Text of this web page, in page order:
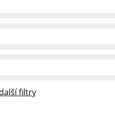
filtry